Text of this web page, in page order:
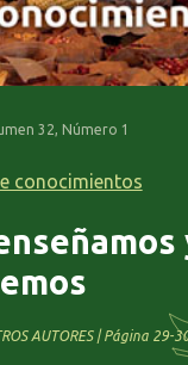
32, Número 1
conocimientos
AUTORES | Página 29-